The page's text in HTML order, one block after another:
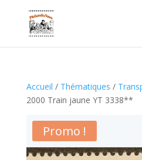
Accueil / Thématiques /
2000 Train jaune YT 3338**
Promo !